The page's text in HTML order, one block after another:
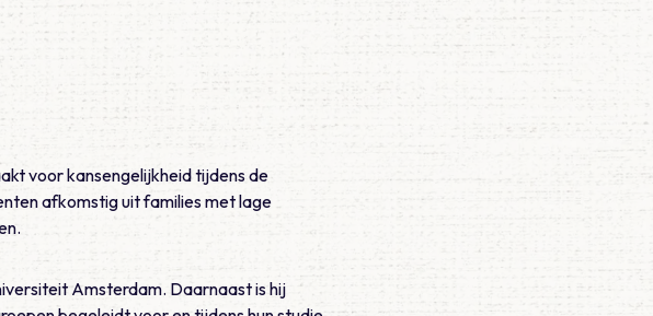
voor kansengelijkheid tijdens de
afkomstig uit families met lage
Amsterdam. Daarnaast is hij